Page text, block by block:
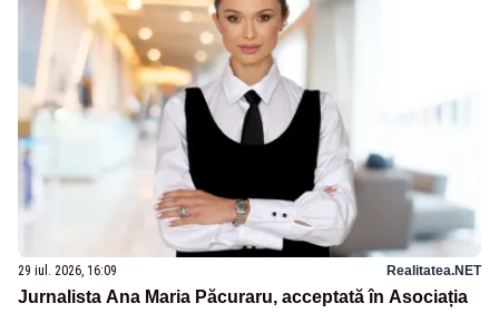
29 iul. 2026, 16:09 Realitatea.NET
Jurnalista Ana Maria Păcuraru, acceptată în Asociația